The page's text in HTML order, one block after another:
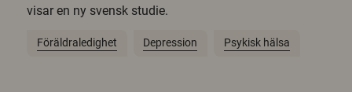
visar en ny svensk studie.
Föräldraledighet Depression Psykisk hälsa